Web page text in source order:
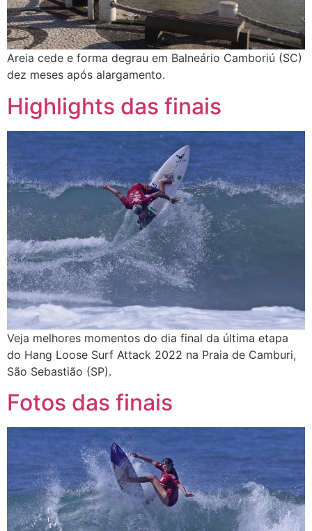
Areia cede e forma degrau em Balneário Camboriú (SC)
dez meses após alargamento.
Highlights das finais
Veja melhores momentos do dia final da última etapa
do Hang Loose Surf Attack 2022 na Praia de Camburi,
São Sebastião (SP).
Fotos das finais